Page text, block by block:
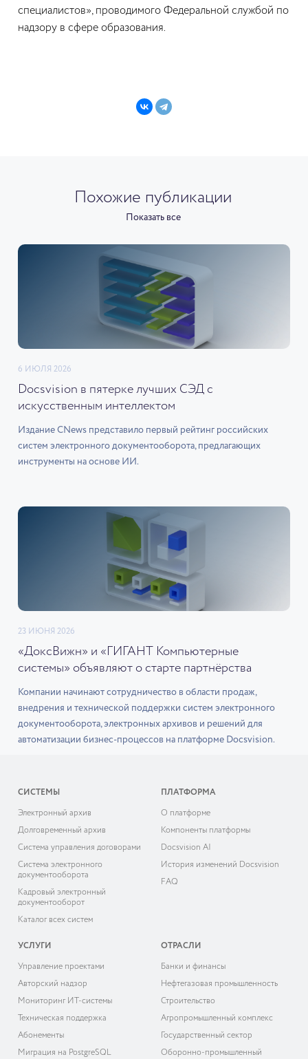
специалистов», проводимого Федеральной службой по
надзору в сфере образования.
Похожие публикации
Показать все
6 ИЮЛЯ 2026
Docsvision в пятерке лучших СЭД с
искусственным интеллектом
Издание CNews представило первый рейтинг российских
систем электронного документооборота, предлагающих
инструменты на основе ИИ.
23 ИЮНЯ 2026
«ДоксВижн» и «ГИГАНТ Компьютерные
системы» объявляют о старте партнёрства
Компании начинают сотрудничество в области продаж,
внедрения и технической поддержки систем электронного
документооборота, электронных архивов и решений для
автоматизации бизнес-процессов на платформе Docsvision.
СИСТЕМЫ
Электронный архив
Долговременный архив
Система управления договорами
Система электронного
документооборота
Кадровый электронный
документооборот
Каталог всех систем
ПЛАТФОРМА
О платформе
Компоненты платформы
Docsvision AI
История изменений Docsvision
FAQ
УСЛУГИ
Управление проектами
Авторский надзор
Мониторинг ИТ-системы
Техническая поддержка
Абонементы
Миграция на PostgreSQL
ОТРАСЛИ
Банки и финансы
Нефтегазовая промышленность
Строительство
Агропромышленный комплекс
Государственный сектор
Оборонно-промышленный